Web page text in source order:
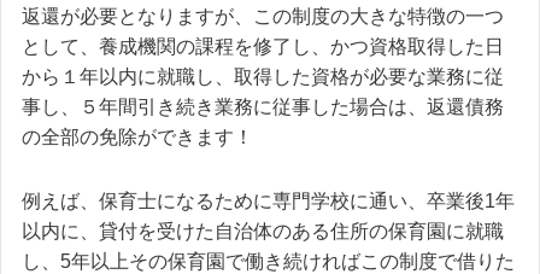
返還が必要となりますが、この制度の大きな特徴の一つ
として、養成機関の課程を修了し、かつ資格取得した日
から１年以内に就職し、取得した資格が必要な業務に従
事し、５年間引き続き業務に従事した場合は、返還債務
の全部の免除ができます！
例えば、保育士になるために専門学校に通い、卒業後1年
以内に、貸付を受けた自治体のある住所の保育園に就職
し、5年以上その保育園で働き続ければこの制度で借りた